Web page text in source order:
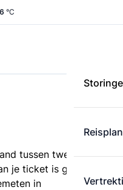
°C
tussen twee
je ticket is gebaseerd
in